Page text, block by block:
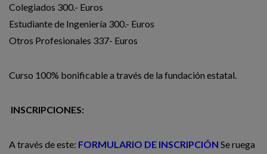
Colegiados 300.- Euros
Estudiante de Ingeniería 300.- Euros
Otros Profesionales 337- Euros
Curso 100% bonificable a través de la fundación estatal.
INSCRIPCIONES:
A través de este: FORMULARIO DE INSCRIPCIÓN Se ruega